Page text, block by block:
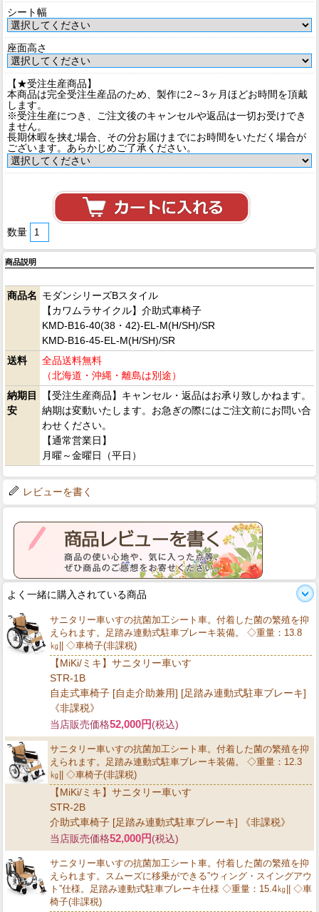
シート幅
座面高さ
【★受注生産商品】
本商品は完全受注生産品のため、製作に2～3ヶ月ほどお時間を頂戴
します。
※受注生産につき、ご注文後のキャンセルや返品は一切お受けでき
ません。
長期休暇を挟む場合、その分お届けまでにお時間をいただく場合が
ございます。あらかじめご了承ください。
数量
商品説明
商品名 モダンシリーズBスタイル
【カワムラサイクル】介助式車椅子
KMD-B16-40(38・42)-EL-M(H/SH)/SR
KMD-B16-45-EL-M(H/SH)/SR
送料
全品送料無料
（北海道・沖縄・離島は別途）
納期目
安
【受注生産商品】キャンセル・返品はお承り致しかねます。
納期は変動いたします。お急ぎの際にはご注文前にお問い合
わせください。
【通常営業日】
月曜～金曜日（平日）
レビューを書く
よく一緒に購入されている商品
サニタリー車いすの抗菌加工シート車。付着した菌の繁殖を抑
えられます。足踏み連動式駐車ブレーキ装備。 ◇重量：13.8
㎏|| ◇車椅子(非課税)
【MiKi/ミキ】サニタリー車いす
STR-1B
自走式車椅子 [自走介助兼用] [足踏み連動式駐車ブレーキ]
《非課税》
当店販売価格52,000円(税込)
サニタリー車いすの抗菌加工シート車。付着した菌の繁殖を抑
えられます。足踏み連動式駐車ブレーキ装備。 ◇重量：12.3
㎏|| ◇車椅子(非課税)
【MiKi/ミキ】サニタリー車いす
STR-2B
介助式車椅子 [足踏み連動式駐車ブレーキ] 《非課税》
当店販売価格52,000円(税込)
サニタリー車いすの抗菌加工シート車。付着した菌の繁殖を抑
えられます。スムーズに移乗ができる”ウィング・スイングアウ
ト”仕様。足踏み連動式駐車ブレーキ仕様 ◇重量：15.4㎏|| ◇車
椅子(非課税)